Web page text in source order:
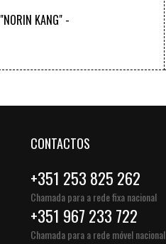
KANG" -
CONTACTOS
+351 253 825 262
Chamada para a rede fixa nacional
+351 967 233 722
Chamada para a rede móvel nacional